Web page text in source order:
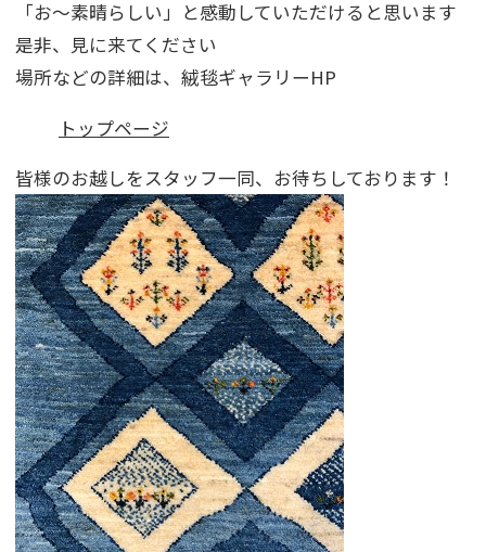
「お～素晴らしい」と感動していただけると思います
是非、見に来てください
場所などの詳細は、絨毯ギャラリーHP
トップページ
皆様のお越しをスタッフ一同、お待ちしております！